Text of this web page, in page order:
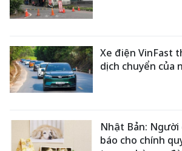
Xe điện VinFast
dịch chuyển của
Nhật Bản:
báo cho chính